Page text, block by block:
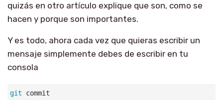
quizás en otro artículo explique que son, como se
hacen y porque son importantes.
Y es todo, ahora cada vez que quieras escribir un
mensaje simplemente debes de escribir en tu
consola
git commit